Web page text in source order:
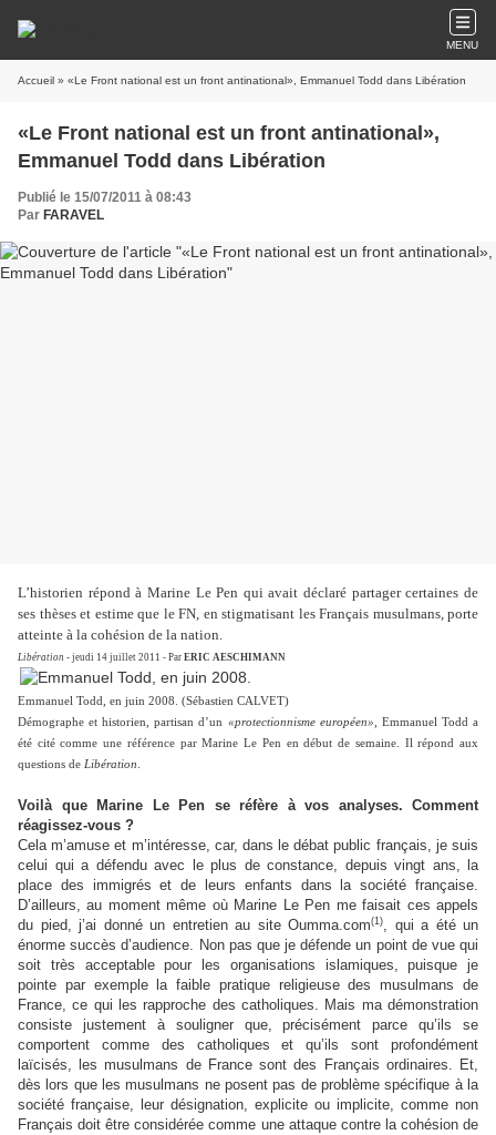
MENU
Accueil » «Le Front national est un front antinational», Emmanuel Todd dans Libération
«Le Front national est un front antinational»,
Emmanuel Todd dans Libération
Publié le 15/07/2011 à 08:43
Par FARAVEL
L’historien répond à Marine Le Pen qui avait déclaré partager certaines de
ses thèses et estime que le FN, en stigmatisant les Français musulmans, porte
atteinte à la cohésion de la nation.
Libération - jeudi 14 juillet 2011 - Par ERIC AESCHIMANN
Emmanuel Todd, en juin 2008. (Sébastien CALVET)
Démographe et historien, partisan d’un «protectionnisme européen» , Emmanuel Todd a
été cité comme une référence par Marine Le Pen en début de semaine. Il répond aux
questions de Libération
Voilà que Marine Le Pen se réfère à vos analyses. Comment
réagissez-vous ?
Cela m’amuse et m’intéresse, car, dans le débat public français, je suis
celui qui a défendu avec le plus de constance, depuis vingt ans, la
place des immigrés et de leurs enfants dans la société française.
D’ailleurs, au moment même où Marine Le Pen me faisait ces appels
du pied, j’ai donné un entretien au site Oumma.com(1), qui a été un
énorme succès d’audience. Non pas que je défende un point de vue qui
soit très acceptable pour les organisations islamiques, puisque je
pointe par exemple la faible pratique religieuse des musulmans de
France, ce qui les rapproche des catholiques. Mais ma démonstration
consiste justement à souligner que, précisément parce qu’ils se
comportent comme des catholiques et qu’ils sont profondément
laïcisés, les musulmans de France sont des Français ordinaires. Et,
dès lors que les musulmans ne posent pas de problème spécifique à la
société française, leur désignation, explicite ou implicite, comme non
Français doit être considérée comme une attaque contre la cohésion de